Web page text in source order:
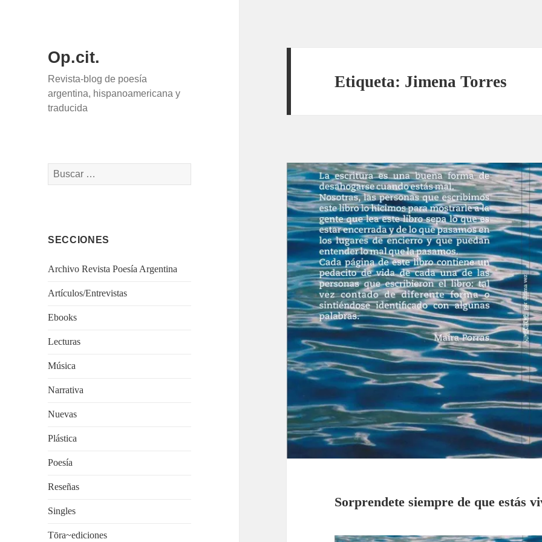
Op.cit.
Revista-blog de poesía
argentina, hispanoamericana y
traducida
Buscar:
SECCIONES
Archivo Revista Poesía Argentina
Artículos/Entrevistas
Ebooks
Lecturas
Música
Narrativa
Nuevas
Plástica
Poesía
Reseñas
Singles
Tōra~ediciones
Etiqueta: Jimena Torres
Sorprendete siempre de que estás